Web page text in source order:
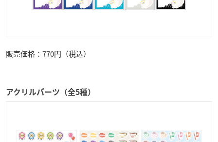
販売価格：770円（税込）
アクリルパーツ（全5種）